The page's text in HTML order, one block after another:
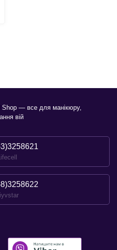
Shop — все для манікюру,
вій